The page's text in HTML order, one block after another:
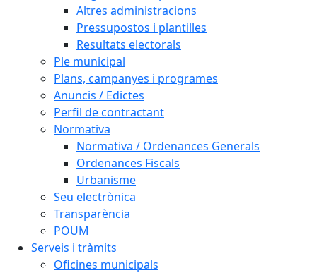
Altres administracions
Pressupostos i plantilles
Resultats electorals
Ple municipal
Plans, campanyes i programes
Anuncis / Edictes
Perfil de contractant
Normativa
Normativa / Ordenances Generals
Ordenances Fiscals
Urbanisme
Seu electrònica
Transparència
POUM
Serveis i tràmits
Oficines municipals